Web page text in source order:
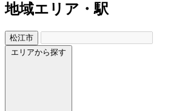
地域エリア・駅
松江市
エリアから探す